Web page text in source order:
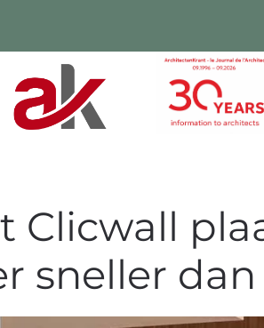
Clicwall
sneller